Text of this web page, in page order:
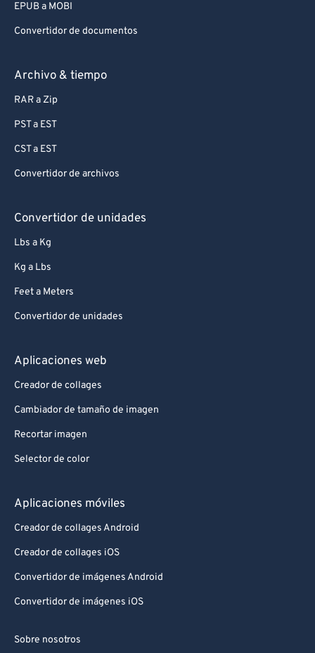
EPUB a MOBI
Convertidor de documentos
Archivo & tiempo
RAR a Zip
PST a EST
CST a EST
Convertidor de archivos
Convertidor de unidades
Lbs a Kg
Kg a Lbs
Feet a Meters
Convertidor de unidades
Aplicaciones web
Creador de collages
Cambiador de tamaño de imagen
Recortar imagen
Selector de color
Aplicaciones móviles
Creador de collages Android
Creador de collages iOS
Convertidor de imágenes Android
Convertidor de imágenes iOS
Sobre nosotros